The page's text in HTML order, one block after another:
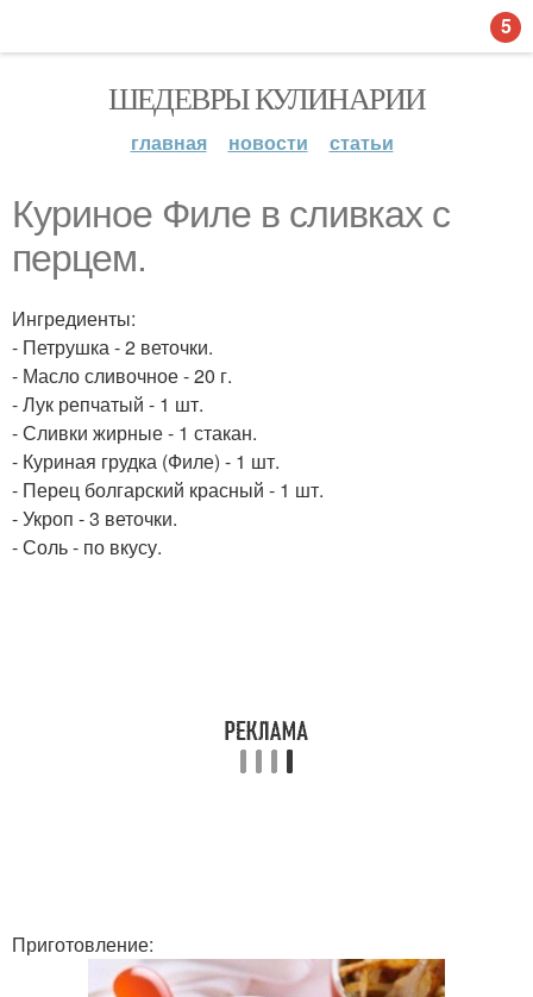
ШЕДЕВРЫ КУЛИНАРИИ
главная новости статьи
Куриное Филе в сливках с
перцем.
Ингредиенты:
- Петрушка - 2 веточки.
- Масло сливочное - 20 г.
- Лук репчатый - 1 шт.
- Сливки жирные - 1 стакан.
- Куриная грудка (Филе) - 1 шт.
- Перец болгарский красный - 1 шт.
- Укроп - 3 веточки.
- Соль - по вкусу.
Приготовление:
5